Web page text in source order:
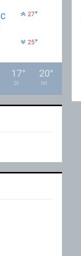
C 27°
25°
17°
DI
20°
MI